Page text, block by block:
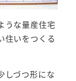
うな量産住宅
住いをつくる
しづつ形にな